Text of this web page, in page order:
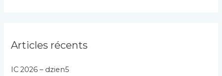
Articles récents
IC 2026 – dzien5